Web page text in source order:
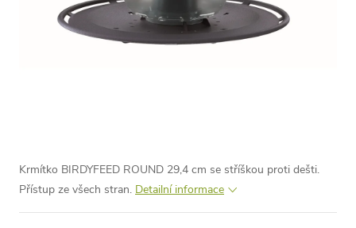
Krmítko BIRDYFEED ROUND 29,4 cm se stříškou proti dešti.
Přístup ze všech stran. Detailní informace